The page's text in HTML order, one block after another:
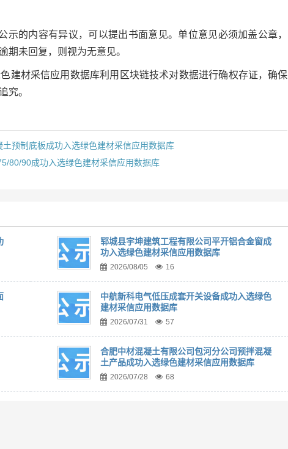
的内容有异议，可以提出书面意见。单位意见必须加盖公章，
期未回复，则视为无意见。
建材采信应用数据库利用区块链技术对数据进行确权存证，确保
究。
预制底板成功入选绿色建材采信应用数据库
80/90成功入选绿色建材采信应用数据库
郓城县宇坤建筑工程有限公司平开铝合金窗成
功入选绿色建材采信应用数据库
2026/08/05 16
中航新科电气低压成套开关设备成功入选绿色
建材采信应用数据库
2026/07/31 57
合肥中材混凝土有限公司包河分公司预拌混凝
土产品成功入选绿色建材采信应用数据库
2026/07/28 68